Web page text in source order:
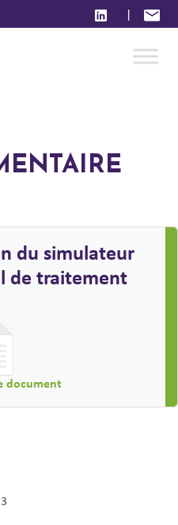
|
du simulateur
de traitement
document